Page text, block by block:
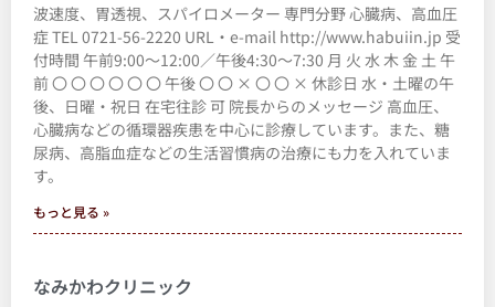
波速度、胃透視、スパイロメーター 専門分野 心臓病、高血圧
症 TEL 0721-56-2220 URL・e-mail http://www.habuiin.jp 受
付時間 午前9:00～12:00／午後4:30～7:30 月 火 水 木 金 土 午
前 〇 〇 〇 〇 〇 〇 午後 〇 〇 × 〇 〇 × 休診日 水・土曜の午
後、日曜・祝日 在宅往診 可 院長からのメッセージ 高血圧、
心臓病などの循環器疾患を中心に診療しています。また、糖
尿病、高脂血症などの生活習慣病の治療にも力を入れていま
す。
もっと見る »
なみかわクリニック